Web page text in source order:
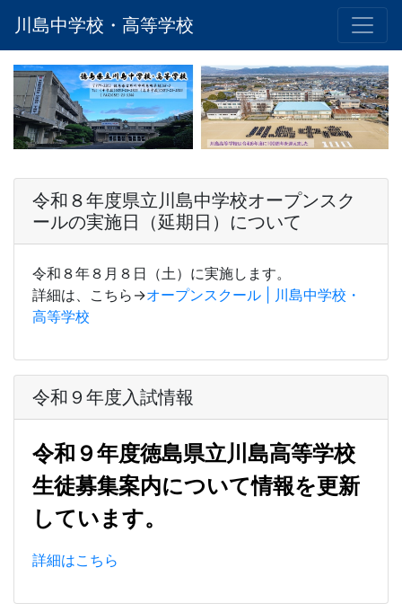
川島中学校・高等学校
令和８年度県立川島中学校オープンスク
ールの実施日（延期日）について
令和８年８月８日（土）に実施します。
詳細は、こちら→オープンスクール | 川島中学校・
高等学校
令和９年度入試情報
令和９年度徳島県立川島高等学校
生徒募集案内について情報を更新
しています。
詳細はこちら